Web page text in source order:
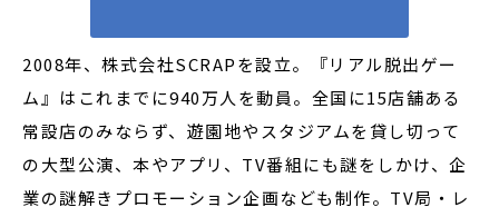
2008年、株式会社SCRAPを設立。『リアル脱出ゲー
ム』はこれまでに940万人を動員。全国に15店舗ある
常設店のみならず、遊園地やスタジアムを貸し切って
の大型公演、本やアプリ、TV番組にも謎をしかけ、企
業の謎解きプロモーション企画なども制作。TV局・レ